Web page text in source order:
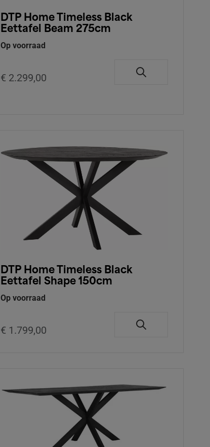
DTP Home Timeless Black
Eettafel Beam 275cm
Op voorraad
€ 2.299,00
DTP Home Timeless Black
Eettafel Shape 150cm
Op voorraad
€ 1.799,00